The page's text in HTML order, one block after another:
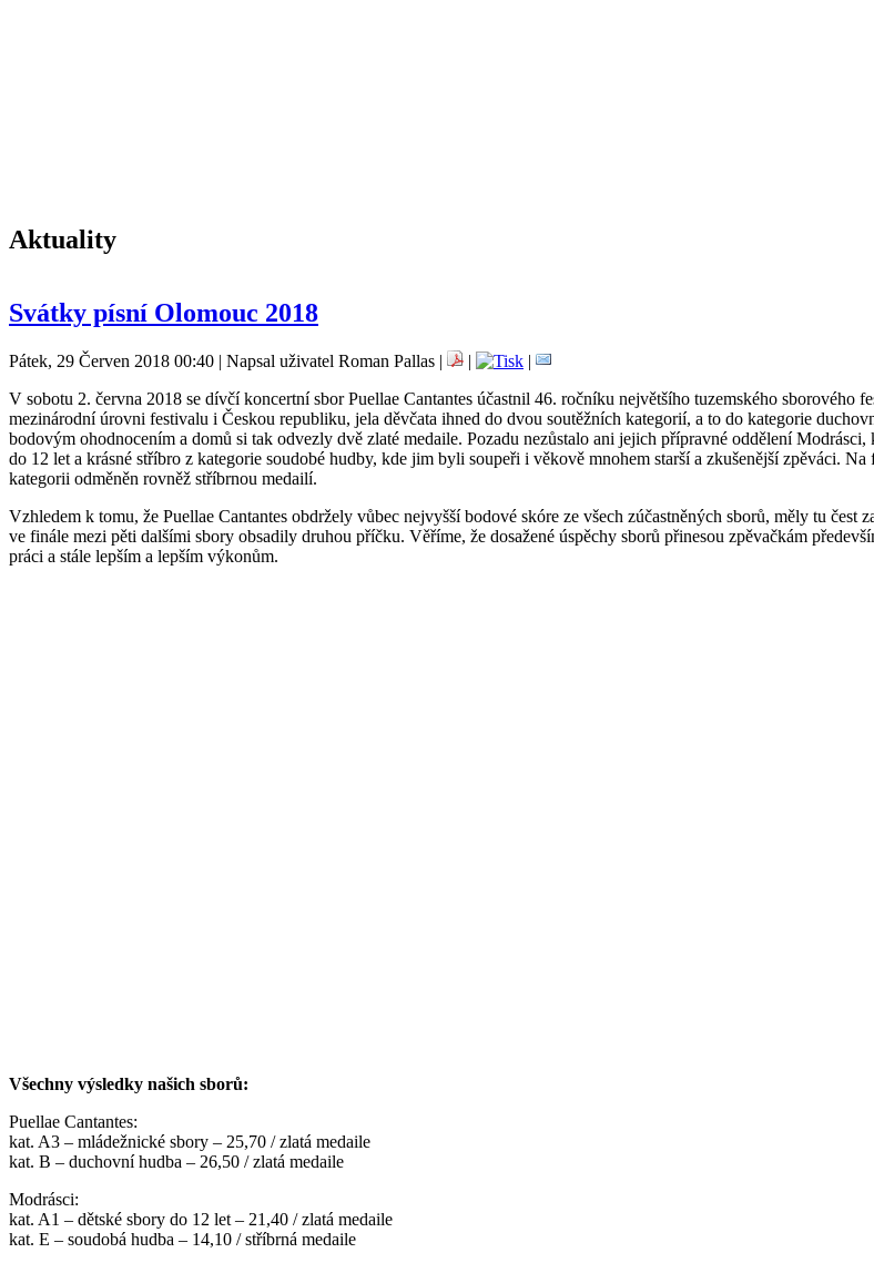
Aktuality
Svátky písní Olomouc 2018
Pátek, 29 Červen 2018 00:40 | Napsal uživatel Roman Pallas | |
|
V sobotu 2. června 2018 se dívčí koncertní sbor Puellae Cantantes účastnil 46. ročníku největšího tuzemského sborového
mezinárodní úrovni festivalu i Českou republiku, jela děvčata ihned do dvou soutěžních kategorií, a to do kategorie
bodovým ohodnocením a domů si tak odvezly dvě zlaté medaile. Pozadu nezůstalo ani jejich přípravné oddělení
do 12 let a krásné stříbro z kategorie soudobé hudby, kde jim byli soupeři i věkově mnohem starší a zkušenější zpěváci.
kategorii odměněn rovněž stříbrnou medailí.
Vzhledem k tomu, že Puellae Cantantes obdržely vůbec nejvyšší bodové skóre ze všech zúčastněných sborů, měly tu
ve finále mezi pěti dalšími sbory obsadily druhou příčku. Věříme, že dosažené úspěchy sborů přinesou zpěvačkám
práci a stále lepším a lepším výkonům.
Všechny výsledky našich sborů:
Puellae Cantantes:
kat. A3 – mládežnické sbory – 25,70 / zlatá medaile
kat. B – duchovní hudba – 26,50 / zlatá medaile
Modrásci:
kat. A1 – dětské sbory do 12 let – 21,40 / zlatá medaile
kat. E – soudobá hudba – 14,10 / stříbrná medaile